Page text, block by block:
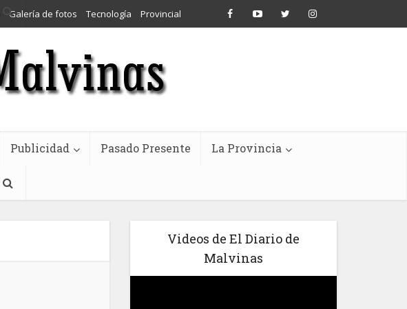
Galería de fotos Tecnología Provincial
Publicidad Pasado Presente La Provincia
Videos de El Diario de
Malvinas